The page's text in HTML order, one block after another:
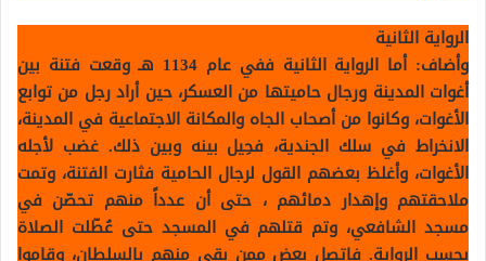
الرواية الثانية
وأضاف: أما الرواية الثانية ففي عام 1134 هـ وقعت فتنة بين
أغوات المدينة ورجال حاميتها من العسكر، حين أراد رجل من توابع
الأغوات، وكانوا من أصحاب الجاه والمكانة الاجتماعية في المدينة،
الانخراط في سلك الجندية، فحِيل بينه وبين ذلك. غضب لأجله
الأغوات، وأغلظ بعضهم القول لرجال الحامية فثارت الفتنة، وتمت
ملاحقتهم وإهدار دمائهم ، حتى أن عدداً منهم تحصّن في
مسجد الشافعي، وتم قتلهم في المسجد حتى عُطّلت الصلاة
بحسب الرواية. فاتصل بعض ممن بقي منهم بالسلطان، وقاموا